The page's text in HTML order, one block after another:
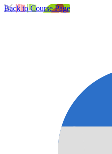
Back to Course Page